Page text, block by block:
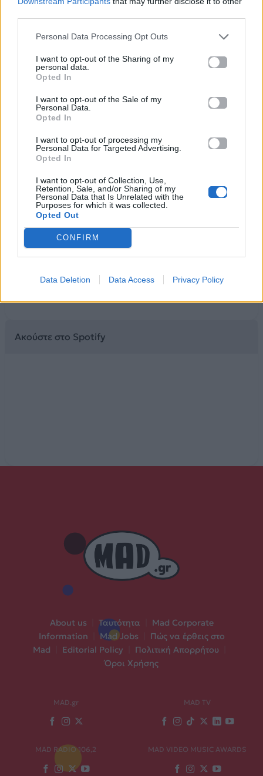
Personal Data Processing Opt Outs
I want to opt-out of the Sharing of my
personal data.
Opted In
I want to opt-out of the Sale of my
Personal Data.
Opted In
I want to opt-out of processing my
Personal Data for Targeted Advertising.
Opted In
I want to opt-out of Collection, Use,
Retention, Sale, and/or Sharing of my
Personal Data that Is Unrelated with the
Purposes for which it was collected.
Opted Out
CONFIRM
Data Deletion Data Access Privacy Policy
από μένανε όμως δεν κρύβεσαι
Όσο κι αν νομίζεις
ότι δε σε νοιάζει
να το παραδεχτείς
Μου ανήκεις
Μου ανήκεις
παραδέξου το πως υποφέρεις
Μου ανήκεις
στον τρόπο φαίνεται που με κοιτάζεις
Μου ανήκεις
σου μιλάω και χρώμα αλλάζεις
Υποκρίνεσαι, υποκρίνεσαι
σ' άλλη αγκαλιά όταν δίνεσαι
από μένανε όμως δεν κρύβεσαι
Ακούστε στο Spotify
About us Ταυτότητα
Mad Corporate
Information
Mad Jobs
Πώς να έρθεις στο
Mad
Editorial Policy Πολιτική Απορρήτου
Όροι Χρήσης
MAD.gr MAD TV
MAD RADIO 106,2 MAD VIDEO MUSIC AWARDS